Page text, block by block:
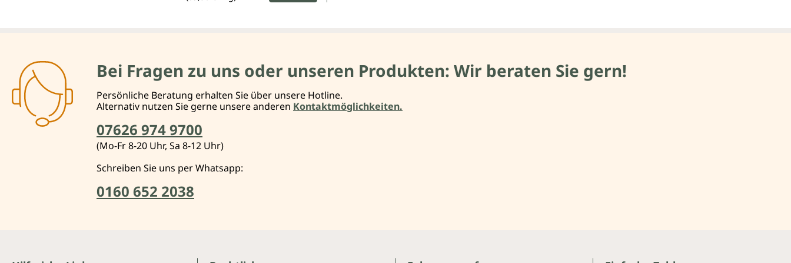
Bei Fragen zu uns oder unseren Produkten: Wir beraten Sie gern!
Persönliche Beratung erhalten Sie über unsere Hotline.
Alternativ nutzen Sie gerne unsere anderen Kontaktmöglichkeiten.
07626 974 9700
(Mo-Fr 8-20 Uhr, Sa 8-12 Uhr)
Schreiben Sie uns per Whatsapp:
0160 652 2038